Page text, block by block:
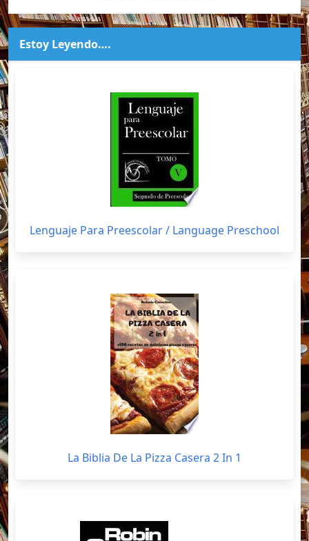
Estoy Leyendo….
Lenguaje Para Preescolar / Language Preschool
La Biblia De La Pizza Casera 2 In 1